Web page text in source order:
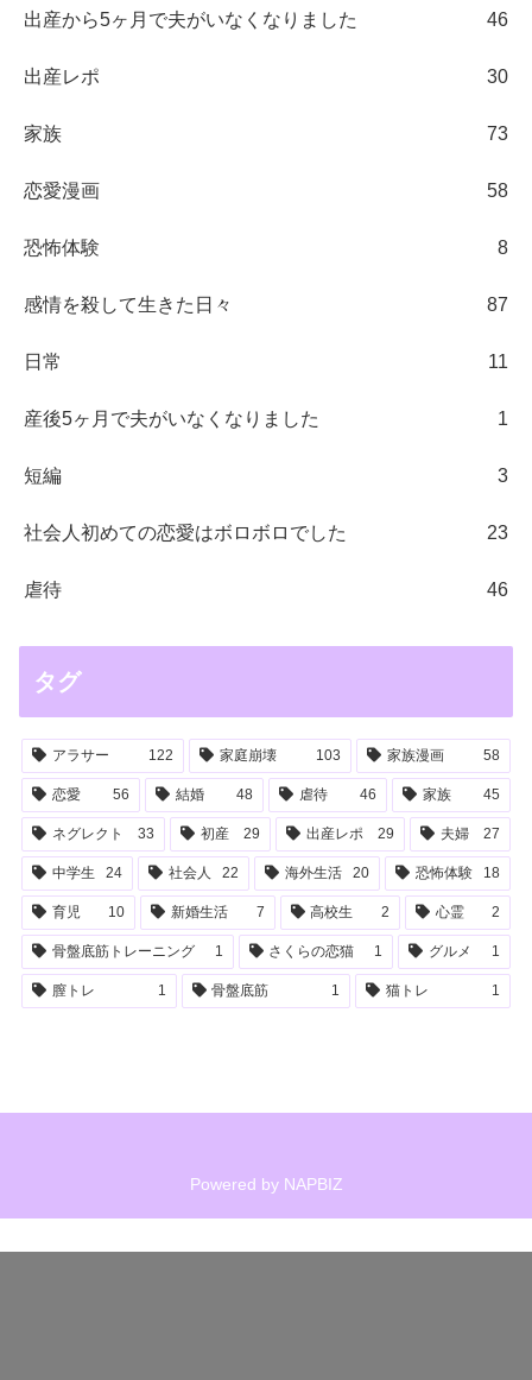
出産から5ヶ月で夫がいなくなりました 46
出産レポ 30
家族 73
恋愛漫画 58
恐怖体験 8
感情を殺して生きた日々 87
日常 11
産後5ヶ月で夫がいなくなりました 1
短編 3
社会人初めての恋愛はボロボロでした 23
虐待 46
タグ
アラサー 122 家庭崩壊 103 家族漫画 58
恋愛 56 結婚 48 虐待 46 家族 45
ネグレクト 33 初産 29 出産レポ 29 夫婦 27
中学生 24 社会人 22 海外生活 20 恐怖体験 18
育児 10 新婚生活 7 高校生 2 心霊 2
骨盤底筋トレーニング 1 さくらの恋猫 1 グルメ 1
膣トレ 1 骨盤底筋 1 猫トレ 1
Powered by NAPBIZ